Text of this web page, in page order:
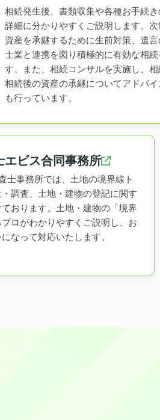
相続発生後、書類収集や各種お手続
詳細に分かりやすくご説明します。
資産を承継するために生前対策、遺
士業と連携を図り積極的に有効な相続
す。また、相続コンサルを実施し、
相続後の資産の承継についてアドバイ
も行っています。
エビス合同事務所
士事務所では、土地の境界線ト
調査、土地・建物の登記に関す
おります。土地・建物の「境界
ロがわかりやすくご説明し、お
なって対応いたします。